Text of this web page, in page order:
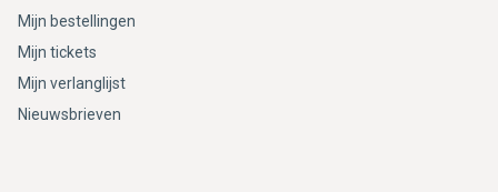
Mijn bestellingen
Mijn tickets
Mijn verlanglijst
Nieuwsbrieven